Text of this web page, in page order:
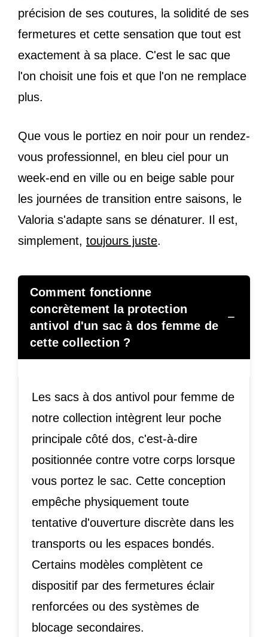
précision de ses coutures, la solidité de ses
fermetures et cette sensation que tout est
exactement à sa place. C'est le sac que
l'on choisit une fois et que l'on ne remplace
plus.
Que vous le portiez en noir pour un rendez-
vous professionnel, en bleu ciel pour un
week-end en ville ou en beige sable pour
les journées de transition entre saisons, le
Valoria s'adapte sans se dénaturer. Il est,
simplement, toujours juste.
Comment fonctionne
concrètement la protection
antivol d'un sac à dos femme de
cette collection ?
−
Les sacs à dos antivol pour femme de
notre collection intègrent leur poche
principale côté dos, c'est-à-dire
positionnée contre votre corps lorsque
vous portez le sac. Cette conception
empêche physiquement toute
tentative d'ouverture discrète dans les
transports ou les espaces bondés.
Certains modèles complètent ce
dispositif par des fermetures éclair
renforcées ou des systèmes de
blocage secondaires.